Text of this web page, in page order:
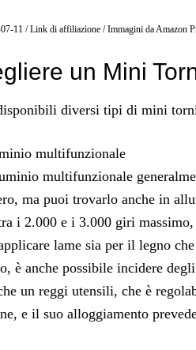
11 / Link di affiliazione / Immagini da Amazon
un Mini
diversi tipi di mini
multifunzionale
multifunzionale
ma puoi trovarlo anche in
tra i 2.000 e i 3.000 giri
lame sia per il legno
è anche possibile incidere
un reggi utensili, che è
e il suo alloggiamento